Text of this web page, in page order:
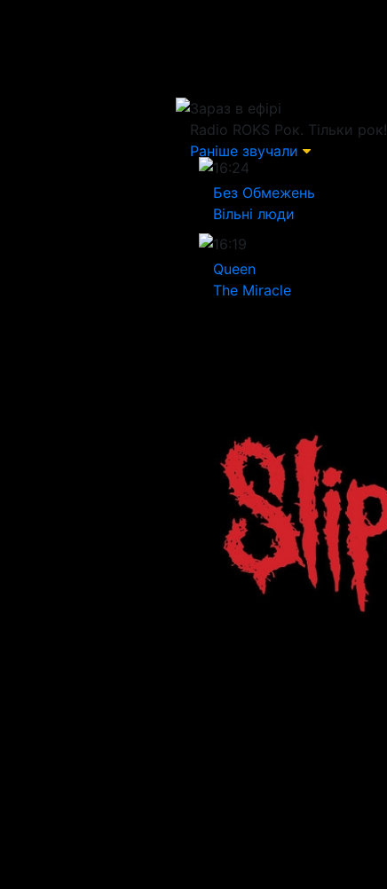
Зараз в ефірі
Radio ROKS Рок. Тільки рок!
Раніше звучали
16:24
Без Обмежень
Вільні люди
16:19
Queen
The Miracle